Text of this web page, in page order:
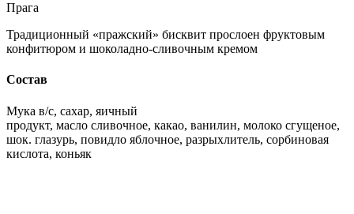
Прага
Традиционный «пражский» бисквит прослоен фруктовым
конфитюром и шоколадно-сливочным кремом
Состав
Мука в/с, сахар, яичный
продукт, масло сливочное, какао, ванилин, молоко сгущеное,
шок. глазурь, повидло яблочное, разрыхлитель, сорбиновая
кислота, коньяк